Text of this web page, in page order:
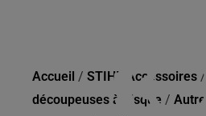
Accueil / STIHL Accessoires /
découpeuses à disque / Autres